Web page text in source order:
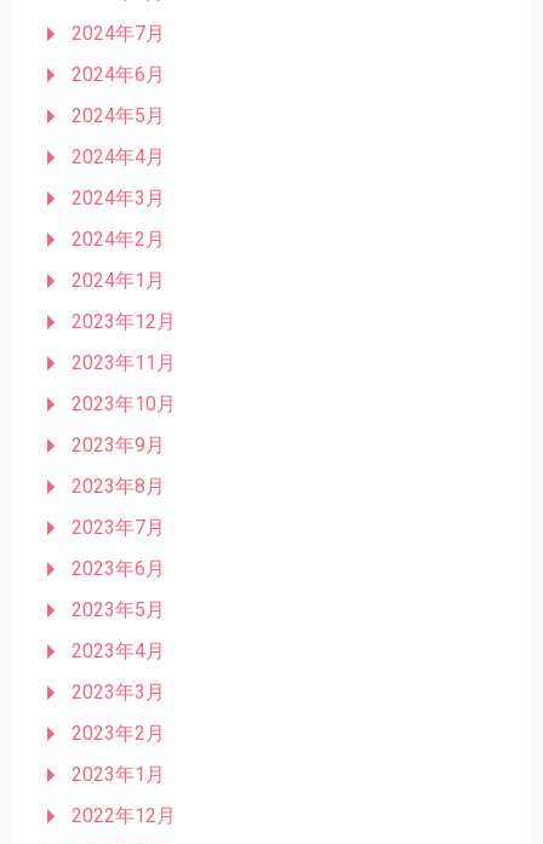
2024年7月
2024年6月
2024年5月
2024年4月
2024年3月
2024年2月
2024年1月
2023年12月
2023年11月
2023年10月
2023年9月
2023年8月
2023年7月
2023年6月
2023年5月
2023年4月
2023年3月
2023年2月
2023年1月
2022年12月